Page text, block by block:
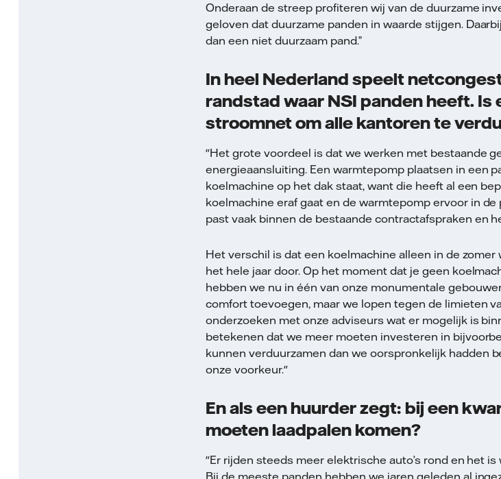
Onderaan de streep profiteren wij van de duurzame
geloven dat duurzame panden in waarde stijgen.
dan een niet duurzaam pand.”
In heel Nederland speelt
randstad waar NSI panden heeft. Is
stroomnet om alle kantoren te
"Het grote voordeel is dat we werken met bestaande
energieaansluiting. Een warmtepomp plaatsen in een
koelmachine op het dak staat, want die heeft al een
koelmachine eraf gaat en de warmtepomp ervoor in de
past vaak binnen de bestaande contractafspraken en
Het verschil is dat een koelmachine alleen in de
het hele jaar door. Op het moment dat je geen
hebben we nu in één van onze monumentale
comfort toevoegen, maar we lopen tegen de limieten
onderzoeken met onze adviseurs wat er mogelijk is
betekenen dat we meer moeten investeren in
kunnen verduurzamen dan we oorspronkelijk hadden
onze voorkeur."
En als een huurder zegt: bij een
moeten laadpalen komen?
"Er rijden steeds meer elektrische auto’s rond en het